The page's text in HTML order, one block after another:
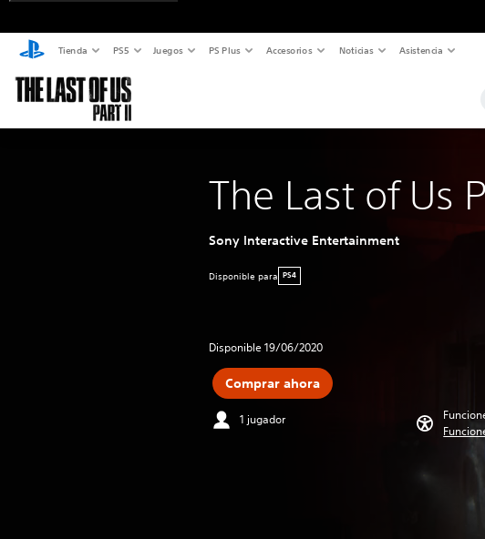
Tienda PS5 Juegos PS Plus Accesorios Noticias Asistencia
The Last of Us
Sony Interactive Entertainment
Disponible para PS4
Disponible 19/06/2020
Comprar ahora
1 jugador